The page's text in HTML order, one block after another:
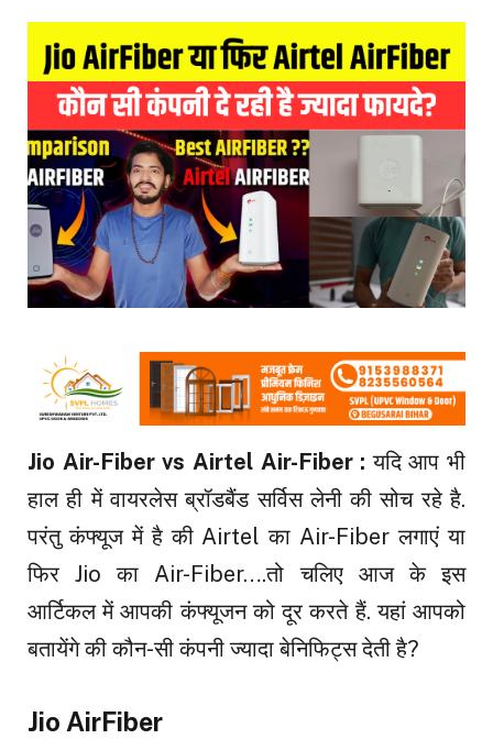
Jio Air-Fiber vs Airtel Air-Fiber :यदि आप भी
हाल ही में वायरलेस ब्रॉडबैंड सर्विस लेनी की सोच रहे है.
परंतु कंफ्यूज में है की Airtel का Air-Fiber लगाएं या
फिर Jio का Air-Fiber….तो चलिए आज के इस
आर्टिकल में आपकी कंफ्यूजन को दूर करते हैं. यहां आपको
बतायेंगे की कौन-सी कंपनी ज्यादा बेनिफिट्स देती है?
Jio AirFiber